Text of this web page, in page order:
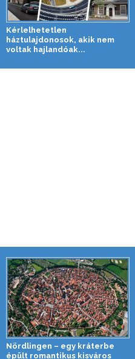
Kérlelhetetlen
háztulajdonosok, akik nem
voltak hajlandóak...
Nördlingen – egy kráterbe
épült romantikus kisváros